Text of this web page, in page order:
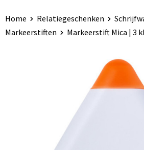
Home Relatiegeschenken
Markeerstiften
Markeerstift Mica | 3